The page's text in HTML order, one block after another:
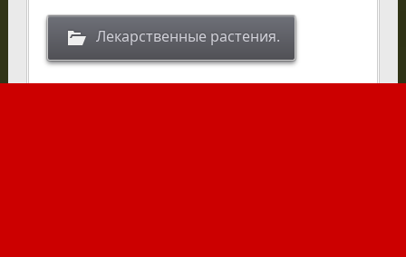
Лекарственные растения.